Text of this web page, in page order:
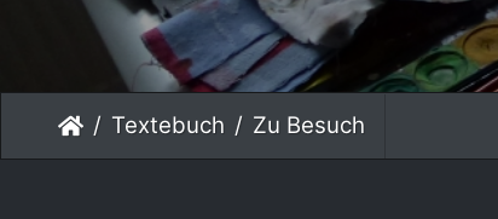
Textebuch Zu Besuch